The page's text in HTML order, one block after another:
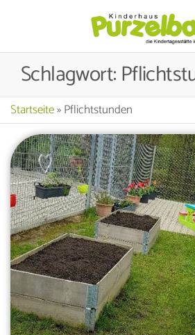
Schlagwort:
Startseite»Pflichtstunden